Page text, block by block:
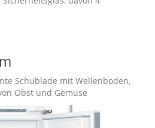
Schublade mit Wellenboden,
Obst und Gemüse